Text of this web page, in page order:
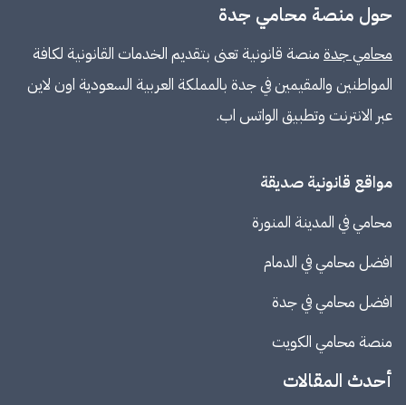
حول منصة محامي جدة
محامي جدة منصة قانونية تعنى بتقديم الخدمات القانونية لكافة
المواطنين والمقيمين في جدة بالمملكة العربية السعودية اون لاين
عبر الانترنت وتطبيق الواتس اب.
مواقع قانونية صديقة
محامي في المدينة المنورة
افضل محامي في الدمام
افضل محامي في جدة
منصة محامي الكويت
أحدث المقالات